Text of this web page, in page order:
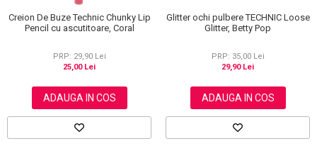
Creion De Buze Technic Chunky Lip
Pencil cu ascutitoare, Coral
PRP: 29,90 Lei
25,00 Lei
ADAUGA IN COS
Glitter ochi pulbere TECHNIC Loose
Glitter, Betty Pop
PRP: 35,00 Lei
29,90 Lei
ADAUGA IN COS